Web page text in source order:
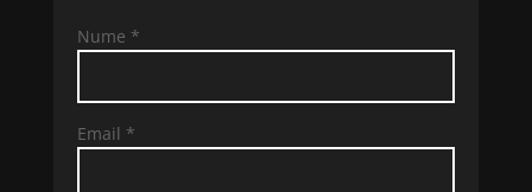
Nume *
Email *